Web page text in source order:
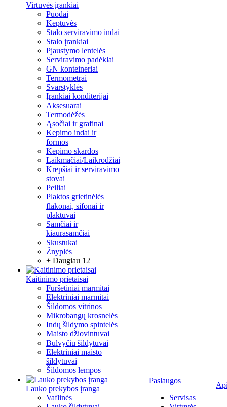
Virtuvės įrankiai
Puodai
Keptuvės
Stalo serviravimo indai
Stalo įrankiai
Pjaustymo lentelės
Serviravimo padėklai
GN konteineriai
Termometrai
Svarstyklės
Įrankiai konditerijai
Aksesuarai
Termodėžės
Ąsočiai ir grafinai
Kepimo indai ir
formos
Kepimo skardos
Laikmačiai/Laikrodžiai
Krepšiai ir serviravimo
stovai
Peiliai
Plaktos grietinėlės
flakonai, sifonai ir
plaktuvai
Samčiai ir
kiaurasamčiai
Skustukai
Žnyplės
+ Daugiau 12
Kaitinimo prietaisai
Furšetiniai marmitai
Elektriniai marmitai
Šildomos vitrinos
Mikrobangų krosnelės
Indų šildymo spintelės
Maisto džiovintuvai
Bulvyčiu šildytuvai
Elektriniai maisto
šildytuvai
Šildomos lempos
Lauko prekybos įranga
Vaflinės
Paslaugos
Servisas